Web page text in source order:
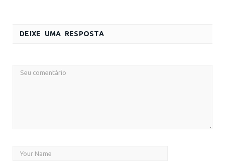
DEIXE UMA RESPOSTA